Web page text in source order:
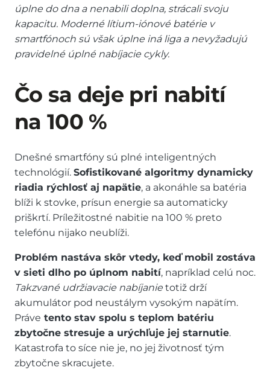
úplne do dna a nenabili doplna, strácali svoju
kapacitu. Moderné lítium-iónové batérie v
smartfónoch sú však úplne iná liga a nevyžadujú
pravidelné úplné nabíjacie cykly.
Čo sa deje pri nabití
na 100 %
Dnešné smartfóny sú plné inteligentných
technológií. Sofistikované algoritmy dynamicky
riadia rýchlosť aj napätie, a akonáhle sa batéria
blíži k stovke, prísun energie sa automaticky
priškrtí. Príležitostné nabitie na 100 % preto
telefónu nijako neublíži.
Problém nastáva skôr vtedy, keď mobil zostáva
v sieti dlho po úplnom nabití, napríklad celú noc.
Takzvané udržiavacie nabíjanie totiž drží
akumulátor pod neustálym vysokým napätím.
Práve tento stav spolu s teplom batériu
zbytočne stresuje a urýchľuje jej starnutie.
Katastrofa to síce nie je, no jej životnosť tým
zbytočne skracujete.